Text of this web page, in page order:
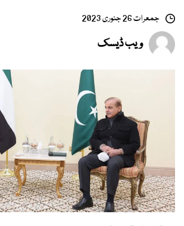
جمعرات 26 جنوری 2023
ویب ڈیسک